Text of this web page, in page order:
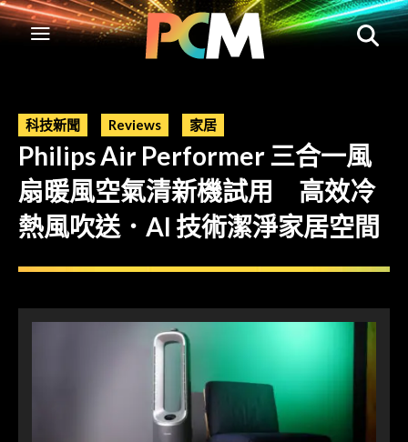
科技新聞 Reviews 家居
Philips Air Performer 三合一風
扇暖風空氣清新機試用 高效冷
熱風吹送．AI 技術潔淨家居空間